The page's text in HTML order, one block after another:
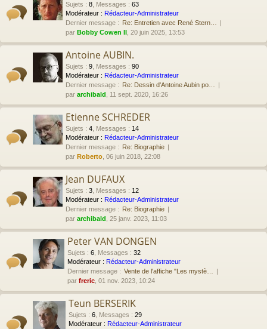
Sujets : 8 Messages : 63
Modérateur : Rédacteur-Administrateur
Dernier message : Re: Entretien avec René Stern…
par Bobby Cowen II , 20 juin 2025, 13:53
Antoine AUBIN.
Sujets : 9 Messages : 90
Modérateur : Rédacteur-Administrateur
Dernier message : Re: Dessin d'Antoine Aubin po…
par archibald , 11 sept. 2020, 16:26
Etienne SCHREDER
Sujets : 4 Messages : 14
Modérateur : Rédacteur-Administrateur
Dernier message : Re: Biographie
par Roberto , 06 juin 2018, 22:08
Jean DUFAUX
Sujets : 3 Messages : 12
Modérateur : Rédacteur-Administrateur
Dernier message : Re: Biographie
par archibald , 25 janv. 2023, 11:03
Peter VAN DONGEN
Sujets : 6 Messages : 32
Modérateur : Rédacteur-Administrateur
Dernier message : Vente de l'affiche "Les mystè…
par freric , 01 nov. 2023, 10:24
Teun BERSERIK
Sujets : 6 Messages : 29
Modérateur : Rédacteur-Administrateur